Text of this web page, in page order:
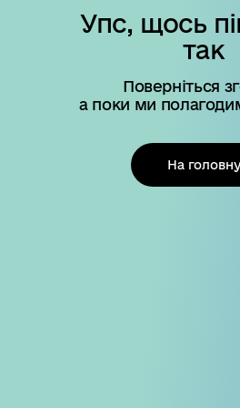
Упс, щось
так
Поверніться
а поки ми
На головну